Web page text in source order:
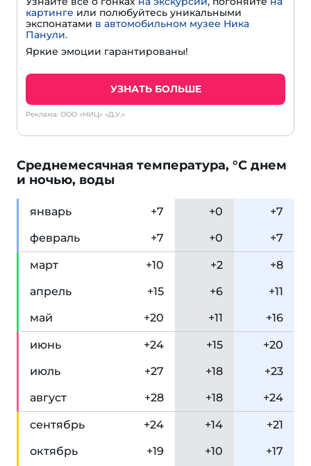
картинге или полюбуйтесь уникальными
экспонатами в автомобильном музее Ника
Панули.
Яркие эмоции гарантированы!
УЗНАТЬ БОЛЬШЕ
Реклама: ООО «НИЦ» «Д.У.»
Cреднемесячная температура, °C днем
и ночью, воды
январь +7 +0
+7
февраль +7 +0 +7
март +10 +2
+8
апрель +15 +6
+11
май
+20 +11 +16
июнь +24 +15
+20
июль +27 +18
+23
август +28 +18 +24
сентябрь +24 +14
+21
октябрь +19 +10 +17